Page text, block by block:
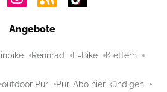
Angebote
Rennrad E-Bike Klettern
outdoor Pur Pur-Abo hier kündigen